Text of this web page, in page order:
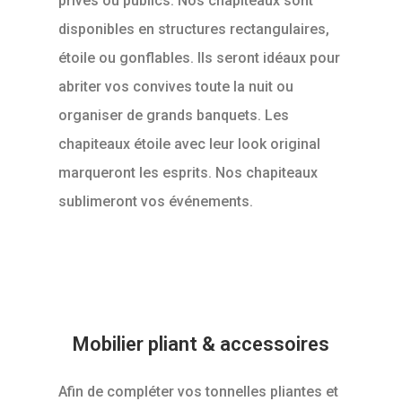
disponibles en structures rectangulaires,
étoile ou gonflables. Ils seront idéaux pour
abriter vos convives toute la nuit ou
organiser de grands banquets. Les
chapiteaux étoile avec leur look original
marqueront les esprits. Nos chapiteaux
sublimeront vos événements.
Mobilier pliant & accessoires
Afin de compléter vos tonnelles pliantes et